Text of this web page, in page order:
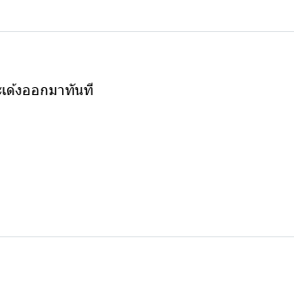
ด้งออกมาทันที